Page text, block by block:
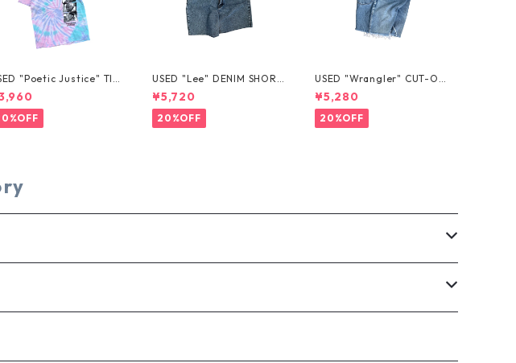
"Poetic Justice" TIE
TEE
USED "Lee" DENIM SHORT
S
¥5,720
20%OFF
USED "Wrangler" CUT-OF
F DENIM SHORTS
¥5,280
20%OFF